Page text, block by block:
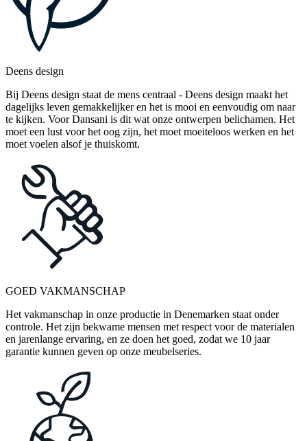
Deens design
Bij Deens design staat de mens centraal - Deens design maakt het
dagelijks leven gemakkelijker en het is mooi en eenvoudig om naar
te kijken. Voor Dansani is dit wat onze ontwerpen belichamen. Het
moet een lust voor het oog zijn, het moet moeiteloos werken en het
moet voelen alsof je thuiskomt.
GOED VAKMANSCHAP
Het vakmanschap in onze productie in Denemarken staat onder
controle. Het zijn bekwame mensen met respect voor de materialen
en jarenlange ervaring, en ze doen het goed, zodat we 10 jaar
garantie kunnen geven op onze meubelseries.